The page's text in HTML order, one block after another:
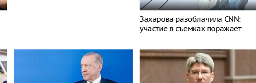
Захарова разоблачила CNN:
участие в съемках поражает